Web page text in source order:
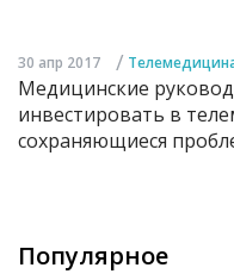
30 апр 2017 /
Медицинские
инвестировать в
сохраняющиеся
Популярное